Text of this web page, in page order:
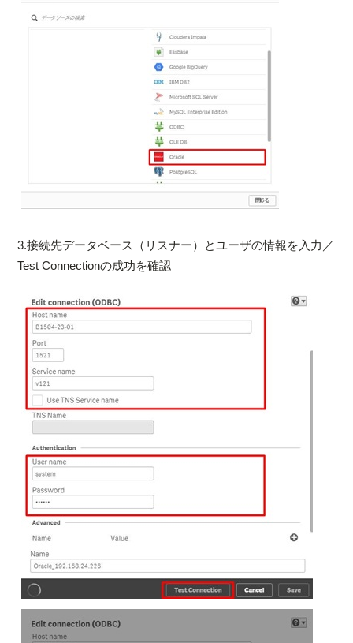
3.接続先データベース（リスナー）とユーザの情報を入力／
Test Connectionの成功を確認